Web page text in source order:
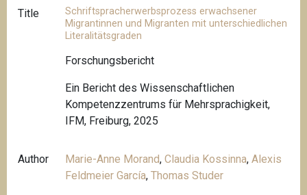
Title
Schriftspracherwerbsprozess erwachsener
Migrantinnen und Migranten mit unterschiedlichen
Literalitätsgraden
Forschungsbericht
Ein Bericht des Wissenschaftlichen
Kompetenzzentrums für Mehrsprachigkeit,
IFM, Freiburg, 2025
Author Marie-Anne Morand,Claudia Kossinna,Alexis
Feldmeier García,Thomas Studer